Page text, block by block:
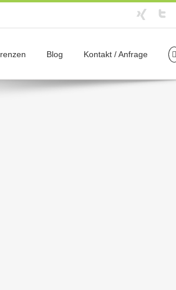
Blog Kontakt / Anfrage